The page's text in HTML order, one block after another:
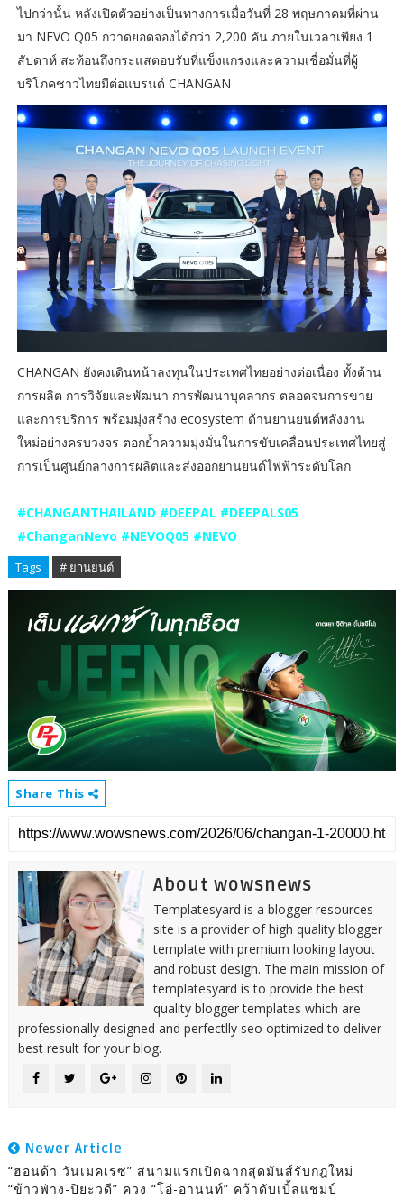
ไปกว่านั้น หลังเปิดตัวอย่างเป็นทางการเมื่อวันที่ 28 พฤษภาคมที่ผ่าน
มา NEVO Q05 กวาดยอดจองได้กว่า 2,200 คัน ภายในเวลาเพียง 1
สัปดาห์ สะท้อนถึงกระแสตอบรับที่แข็งแกร่งและความเชื่อมั่นที่ผู้
บริโภคชาวไทยมีต่อแบรนด์ CHANGAN
CHANGAN ยังคงเดินหน้าลงทุนในประเทศไทยอย่างต่อเนื่อง ทั้งด้าน
การผลิต การวิจัยและพัฒนา การพัฒนาบุคลากร ตลอดจนการขาย
และการบริการ พร้อมมุ่งสร้าง ecosystem ด้านยานยนต์พลังงาน
ใหม่อย่างครบวงจร ตอกย้ำความมุ่งมั่นในการขับเคลื่อนประเทศไทยสู่
การเป็นศูนย์กลางการผลิตและส่งออกยานยนต์ไฟฟ้าระดับโลก
#CHANGANTHAILAND #DEEPAL #DEEPALS05
#ChanganNevo #NEVOQ05 #NEVO
Tags # ยานยนต์
Share This
About wowsnews
Templatesyard is a blogger resources
site is a provider of high quality blogger
template with premium looking layout
and robust design. The main mission of
templatesyard is to provide the best
quality blogger templates which are
professionally designed and perfectlly seo optimized to deliver
best result for your blog.
Newer Article
“ฮอนด้า วันเมคเรซ” สนามแรกเปิดฉากสุดมันส์รับกฎใหม่
“ข้าวฟ่าง-ปิยะวดี” ควง “โอ๋-อานนท์” คว้าดับเบิ้ลแชมป์